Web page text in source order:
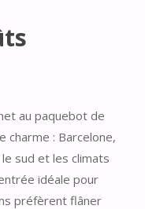
au paquebot de
charme : Barcelone,
sud et les climats
idéale pour
préfèrent flâner